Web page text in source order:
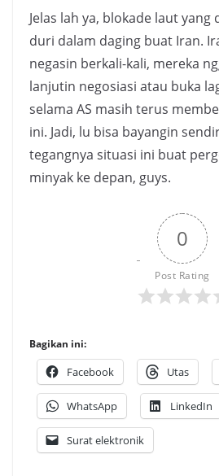
Jelas lah ya, blokade laut yang
duri dalam daging buat Iran.
negasin berkali-kali, mereka
lanjutin negosiasi atau buka
selama AS masih terus
ini. Jadi, lu bisa bayangin
tegangnya situasi ini buat
minyak ke depan, guys.
0
Post Rating
Bagikan ini:
Facebook Utas
WhatsApp LinkedIn
Surat elektronik